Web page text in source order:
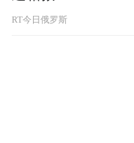
RT今日俄罗斯